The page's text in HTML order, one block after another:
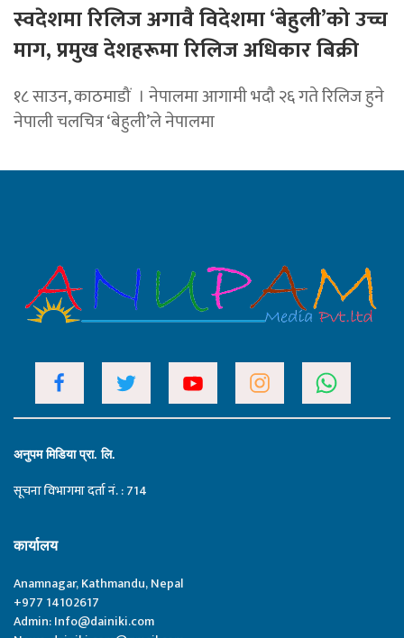
स्वदेशमा रिलिज अगावै विदेशमा ‘बेहुली’को उच्च
माग, प्रमुख देशहरूमा रिलिज अधिकार बिक्री
१८ साउन, काठमाडौं । नेपालमा आगामी भदौ २६ गते रिलिज हुने
नेपाली चलचित्र ‘बेहुली’ले नेपालमा
अनुपम मिडिया प्रा. लि.
सूचना विभागमा दर्ता नं. : 714
कार्यालय
Anamnagar, Kathmandu, Nepal
+977 14102617
Admin:Info@dainiki.com